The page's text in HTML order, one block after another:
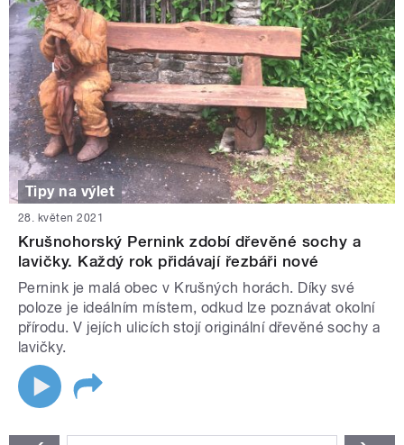
Tipy na výlet
28. květen 2021
Krušnohorský Pernink zdobí dřevěné sochy a
lavičky. Každý rok přidávají řezbáři nové
Pernink je malá obec v Krušných horách. Díky své
poloze je ideálním místem, odkud lze poznávat okolní
přírodu. V jejích ulicích stojí originální dřevěné sochy a
lavičky.